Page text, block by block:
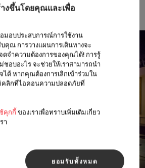
รรศการอันน่าสนใจและล้ำ
นถึงอดีตของประเทศ
งขึ้นโดยคุณและเพื่อ
อมอบประสบการณ์การใช้งาน
ณ การวางแผนการเดินทางจะ
จดจำความต้องการของคุณได้! การรู้
อบอะไร จะช่วยให้เราสามารถนำ
ด้ หากคุณต้องการเลิกเข้าร่วมใน
ลิกที่ไอคอนความปลอดภัยที่
คุกกี้ ของเราเพื่อทราบเพิ่มเติมเกี่ยว
า
ยอมรับทั้งหมด